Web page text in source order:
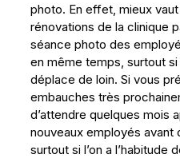
photo. En effet, mieux
rénovations de la clinique
séance photo des
en même temps, surtout si
déplace de loin. Si vous
embauches très
d’attendre quelques mois
nouveaux employés avant
surtout si l’on a l’habitude